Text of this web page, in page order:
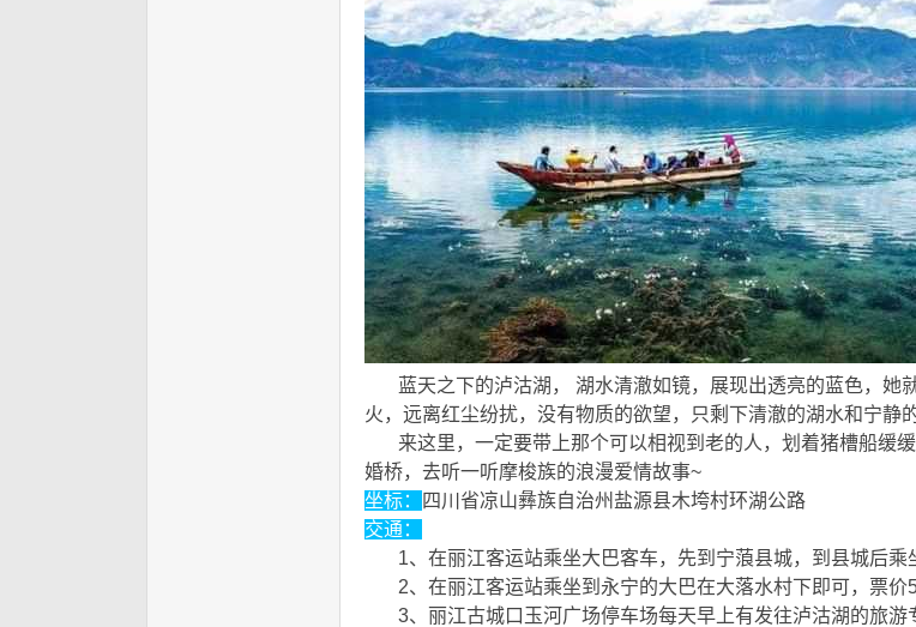
蓝天之下的泸沽湖， 湖水清澈如镜，展现出透亮的蓝色，她
火，远离红尘纷扰，没有物质的欲望，只剩下清澈的湖水和宁静
来这里，一定要带上那个可以相视到老的人，划着猪槽船缓
婚桥，去听一听摩梭族的浪漫爱情故事~
坐标：
四川省凉山彝族自治州盐源县木垮村环湖公路
交通：
1、在丽江客运站乘坐大巴客车，先到宁蒗县城，到县城后乘
2、在丽江客运站乘坐到永宁的大巴在大落水村下即可，票价
3、丽江古城口玉河广场停车场每天早上有发往泸沽湖的旅游